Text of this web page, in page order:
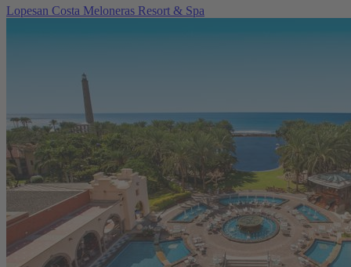
Lopesan Costa Meloneras Resort & Spa